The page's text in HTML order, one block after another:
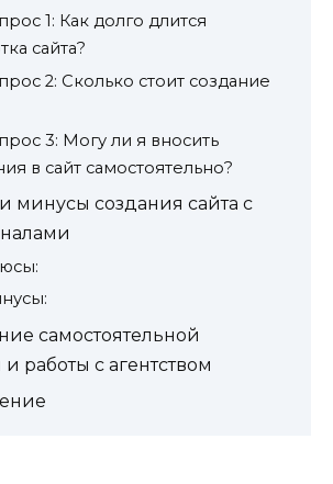
1: Как долго длится
сайта?
2: Сколько стоит создание
3: Могу ли я вносить
в сайт самостоятельно?
минусы создания сайта с
самостоятельной
и работы с агентством